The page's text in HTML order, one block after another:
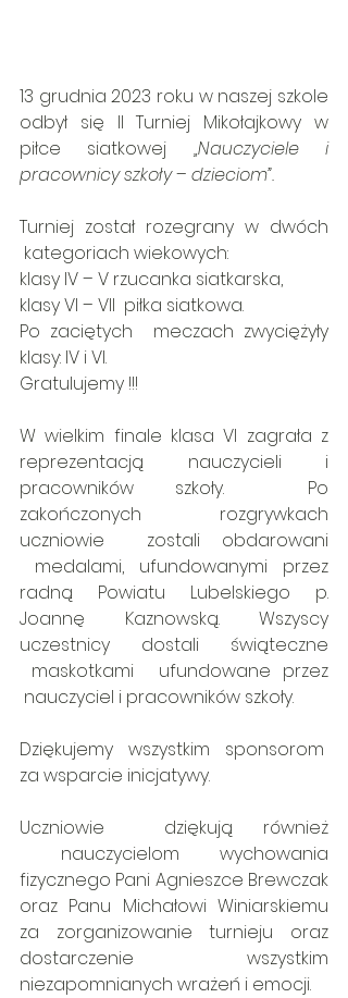
13 grudnia 2023 roku w naszej szkole
odbył się II Turniej Mikołajkowy w
piłce siatkowej „Nauczyciele i
pracownicy szkoły – dzieciom”.
Turniej został rozegrany w dwóch
kategoriach wiekowych:
klasy IV – V rzucanka siatkarska,
klasy VI – VII  piłka siatkowa.
Po zaciętych  meczach zwyciężyły
klasy: IV i VI.
Gratulujemy !!!
W wielkim finale klasa VI zagrała z
reprezentacją nauczycieli i
pracowników szkoły.  Po
zakończonych rozgrywkach
uczniowie  zostali obdarowani
medalami, ufundowanymi przez
radną Powiatu Lubelskiego p.
Joannę Kaznowską. Wszyscy
uczestnicy dostali świąteczne
maskotkami
ufundowane przez
nauczyciel i pracowników szkoły.
Dziękujemy wszystkim sponsorom
za wsparcie inicjatywy.
Uczniowie  dziękują również
nauczycielom wychowania
fizycznego Pani Agnieszce Brewczak
oraz Panu Michałowi Winiarskiemu
za zorganizowanie turnieju oraz
dostarczenie wszystkim
niezapomnianych wrażeń i emocji.